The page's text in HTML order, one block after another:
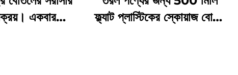
একবার
ফ্ল্যাট প্লাস্টিকের স্কোয়াজ বোতল